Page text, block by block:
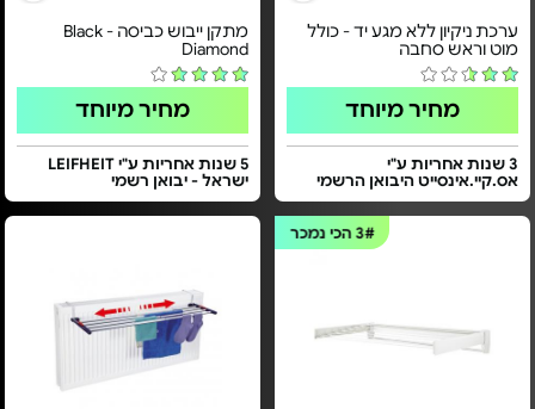
ערכת ניקיון ללא מגע יד - כולל
מוט וראש סחבה
מחיר מיוחד
3 שנות אחריות ע"י
אס.קיי.אינסייט היבואן הרשמי
מתקן ייבוש כביסה - Black
Diamond
מחיר מיוחד
5 שנות אחריות ע"י LEIFHEIT
ישראל - יבואן רשמי
3# הכי נמכר